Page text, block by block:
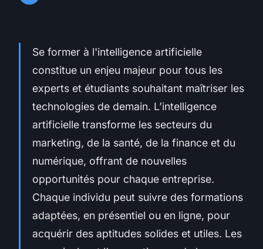
Se former à l'intelligence artificielle
constitue un enjeu majeur pour tous les
experts et étudiants souhaitant maîtriser les
technologies de demain. L’intelligence
artificielle transforme les secteurs du
marketing, de la santé, de la finance et du
numérique, offrant de nouvelles
opportunités pour chaque entreprise.
Chaque individu peut suivre des formations
adaptées, en présentiel ou en ligne, pour
acquérir des aptitudes solides et utiles. Les